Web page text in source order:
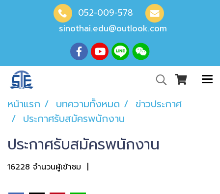
052-009-578
sinothai.edu@outlook.com
หน้าแรก บทความทั้งหมด
ข่าวประกาศ
ประกาศรับสมัครพนักงาน
ประกาศรับสมัครพนักงาน
16228 จำนวนผู้เข้าชม |